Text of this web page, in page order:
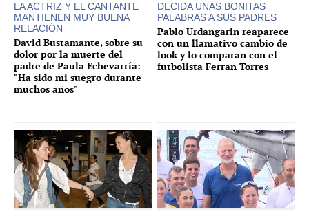
LA ACTRIZ Y EL CANTANTE
MANTIENEN MUY BUENA
RELACIÓN
David Bustamante, sobre su
dolor por la muerte del
padre de Paula Echevarría:
"Ha sido mi suegro durante
muchos años"
DECIDA UNAS BONITAS
PALABRAS A SUS PADRES
Pablo Urdangarin reaparece
con un llamativo cambio de
look y lo comparan con el
futbolista Ferran Torres